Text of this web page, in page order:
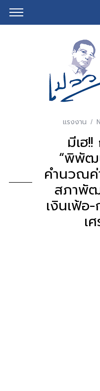
แรงงาน
มีเฮ
“พิพัฒ
คำนวณค่
สภาพัฒ
เงินเฟ้อ
เ